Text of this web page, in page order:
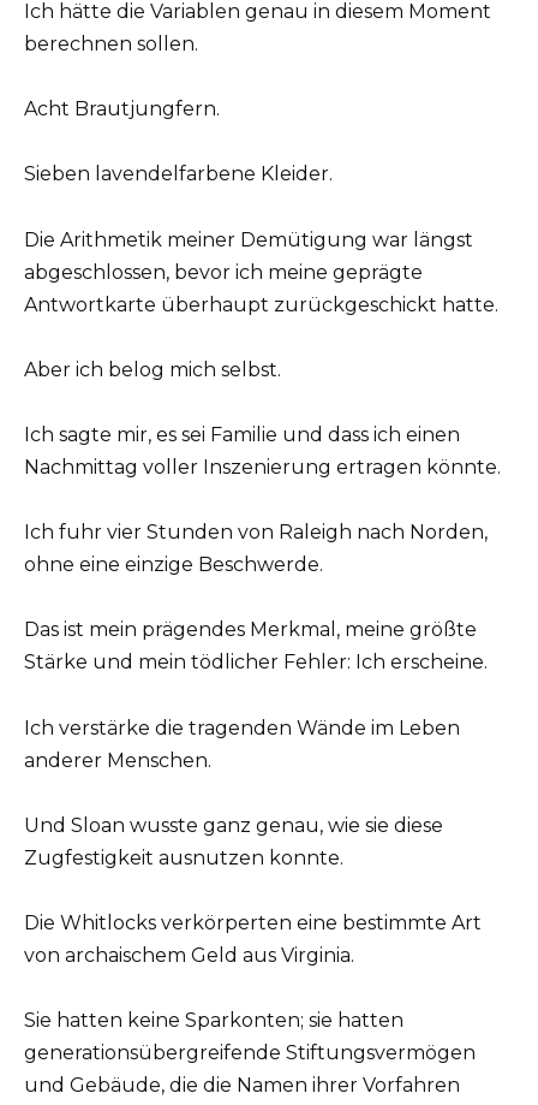
Ich hätte die Variablen genau in diesem Moment
berechnen sollen.
Acht Brautjungfern.
Sieben lavendelfarbene Kleider.
Die Arithmetik meiner Demütigung war längst
abgeschlossen, bevor ich meine geprägte
Antwortkarte überhaupt zurückgeschickt hatte.
Aber ich belog mich selbst.
Ich sagte mir, es sei Familie und dass ich einen
Nachmittag voller Inszenierung ertragen könnte.
Ich fuhr vier Stunden von Raleigh nach Norden,
ohne eine einzige Beschwerde.
Das ist mein prägendes Merkmal, meine größte
Stärke und mein tödlicher Fehler: Ich erscheine.
Ich verstärke die tragenden Wände im Leben
anderer Menschen.
Und Sloan wusste ganz genau, wie sie diese
Zugfestigkeit ausnutzen konnte.
Die Whitlocks verkörperten eine bestimmte Art
von archaischem Geld aus Virginia.
Sie hatten keine Sparkonten; sie hatten
generationsübergreifende Stiftungsvermögen
und Gebäude, die die Namen ihrer Vorfahren